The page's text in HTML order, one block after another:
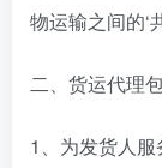
物运输之间的‘
二、货运代理
1、为发货人服